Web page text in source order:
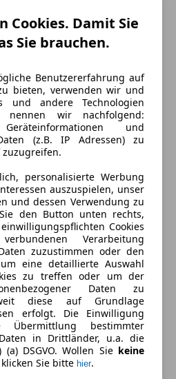
Cookies. Damit Sie
Sie brauchen.
Benutzererfahrung auf
bieten, verwenden wir und
und andere Technologien
nennen wir nachfolgend:
und
(z.B. IP Adressen) zu
personalisierte Werbung
auszuspielen, unser
und dessen Verwendung zu
den Button unten rechts,
Cookies
Verarbeitung
zuzustimmen oder den
eine detaillierte Auswahl
zu treffen oder um der
Daten zu
diese auf Grundlage
erfolgt. Die Einwilligung
bestimmter
in Drittländer, u.a. die
DSGVO. Wollen Sie keine
Sie bitte hier.